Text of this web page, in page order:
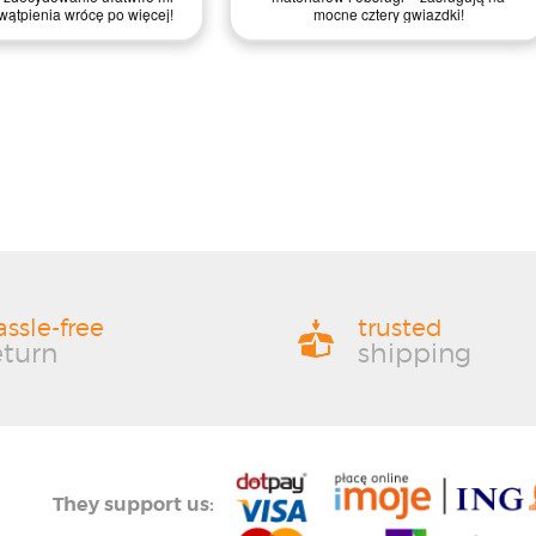
wrócę po więcej!
mocne cztery gwiazdki!
free trusted
shipping
They support us: